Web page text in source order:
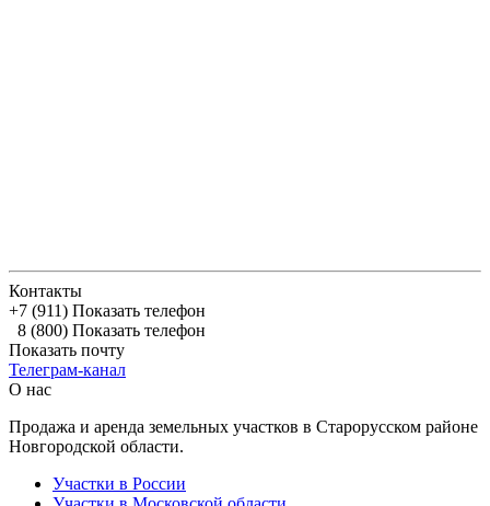
Контакты
+7 (911) Показать телефон
8 (800) Показать телефон
Показать почту
Телеграм-канал
О нас
Продажа и аренда земельных участков в Старорусском районе
Новгородской области.
Участки в России